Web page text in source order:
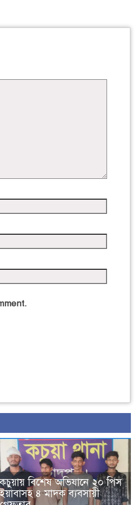
কচুয়ায় বিশেষ অভিযানে ২০ পিস
ইয়াবাসহ ৪ মাদক ব্যবসায়ী